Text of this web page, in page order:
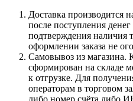
Доставка производится
после поступления
подтверждения наличия
оформлении заказа не
Самовывоз из магазина.
сформирован на складе
к отгрузке. Для
операторам в торговом
либо номер счёта либо